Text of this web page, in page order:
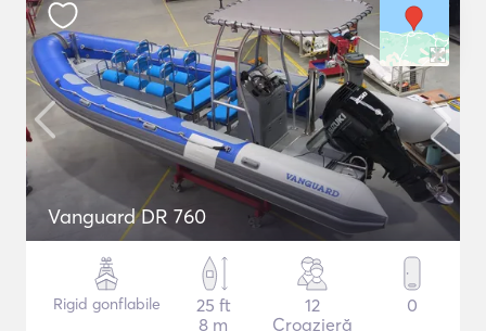
Vanguard DR 760
Rigid gonflabile
25 ft
8 m
12
Croazieră
0